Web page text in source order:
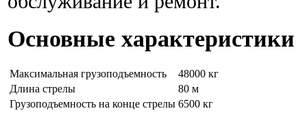
Основные характеристики
Максимальная грузоподъемность
48000 кг
Длина стрелы
80 м
Грузоподъемность на конце стрелы 6500 кг